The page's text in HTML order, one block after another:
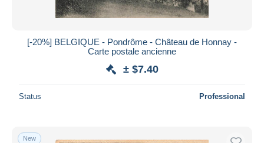
[-20%] BELGIQUE - Pondrôme - Château de Honnay -
Carte postale ancienne
± $7.40
Status Professional
New